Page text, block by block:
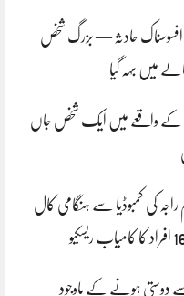
افسوسناک حادثہ — بزرگ شخص
میں بہہ گیا
کے واقعے میں ایک شخص جاں
راجہ کی کمبوڈیا سے ہنگامی کال
دوستی ہونے کے باوجود